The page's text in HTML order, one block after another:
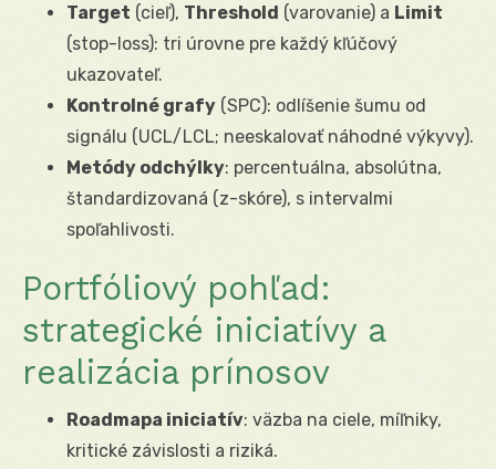
Target (cieľ), Threshold (varovanie) a Limit
(stop-loss): tri úrovne pre každý kľúčový
ukazovateľ.
Kontrolné grafy (SPC): odlíšenie šumu od
signálu (UCL/LCL; neeskalovať náhodné výkyvy).
Metódy odchýlky: percentuálna, absolútna,
štandardizovaná (z-skóre), s intervalmi
spoľahlivosti.
Portfóliový pohľad:
strategické iniciatívy a
realizácia prínosov
Roadmapa iniciatív: väzba na ciele, míľniky,
kritické závislosti a riziká.